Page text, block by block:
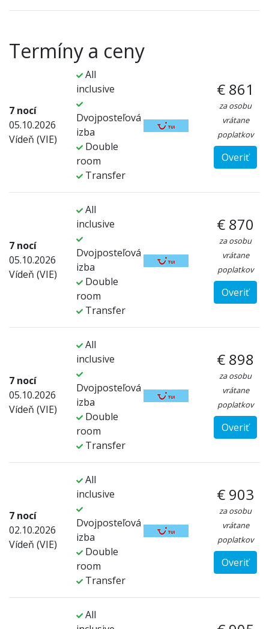
Termíny a ceny
7 nocí
05.10.2026
Vídeň (VIE)
All
inclusive
Dvojposteľová
izba
Double
room
Transfer
€ 861
za osobu
vrátane
poplatkov
Overiť
7 nocí
05.10.2026
Vídeň (VIE)
All
inclusive
Dvojposteľová
izba
Double
room
Transfer
€ 870
za osobu
vrátane
poplatkov
Overiť
7 nocí
05.10.2026
Vídeň (VIE)
All
inclusive
Dvojposteľová
izba
Double
room
Transfer
€ 898
za osobu
vrátane
poplatkov
Overiť
7 nocí
02.10.2026
Vídeň (VIE)
All
inclusive
Dvojposteľová
izba
Double
room
Transfer
€ 903
za osobu
vrátane
poplatkov
Overiť
All